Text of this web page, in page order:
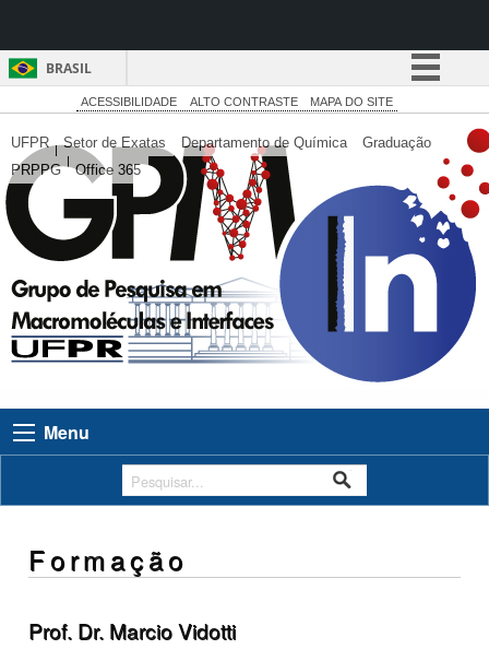
BRASIL
Simplifique!
Comunica BR
Acesso à informação
Legislação
Canais
ACESSIBILIDADE ALTO CONTRASTE MAPA DO SITE
UFPR Setor de Exatas Departamento de Química
Graduação
PRPPG
Office 365
Menu
Formação
Prof. Dr. Marcio Vidotti